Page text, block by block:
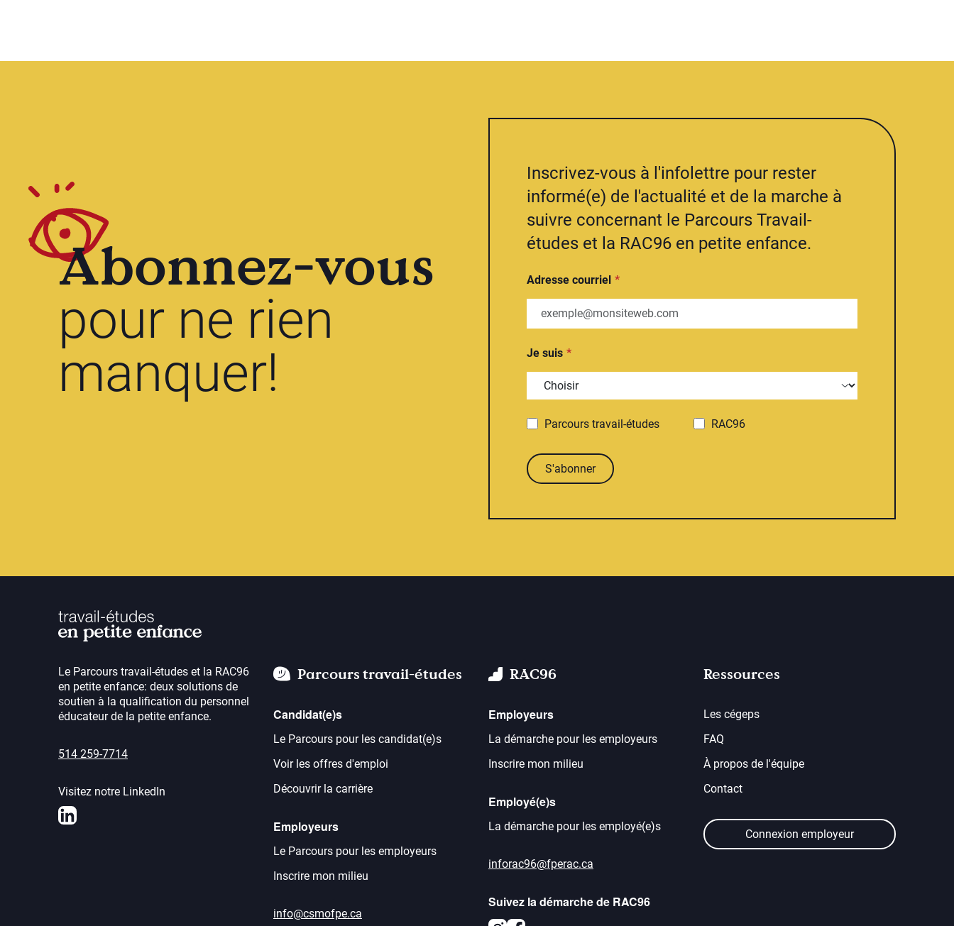
Abonnez-vous
pour ne rien
manquer!
Inscrivez-vous à l'infolettre pour rester
informé(e) de l'actualité et de la marche à
suivre concernant le Parcours Travail-
études et la RAC96 en petite enfance.
Adresse courriel
Je suis
Parcours travail-études RAC96
S'abonner
Le Parcours travail-études et la RAC96
en petite enfance: deux solutions de
soutien à la qualification du personnel
éducateur de la petite enfance.
514 259-7714
Visitez notre LinkedIn
LinkedIn
Parcours travail-études
Candidat(e)s
Le Parcours pour les candidat(e)s
Voir les offres d'emploi
Découvrir la carrière
Employeurs
Le Parcours pour les employeurs
Inscrire mon milieu
info@csmofpe.ca
RAC96
Employeurs
La démarche pour les employeurs
Inscrire mon milieu
Employé(e)s
La démarche pour les employé(e)s
inforac96@fperac.ca
Suivez la démarche de RAC96
Ressources
Les cégeps
FAQ
À propos de l'équipe
Contact
Connexion employeur